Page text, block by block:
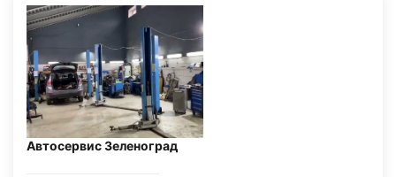
Автосервис Зеленоград